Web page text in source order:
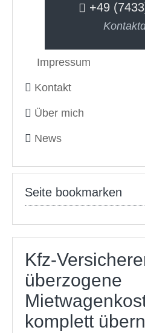
+49
Impressum
Kontakt
Über mich
News
Seite bookmarken
Kfz-
überzogene
komplett